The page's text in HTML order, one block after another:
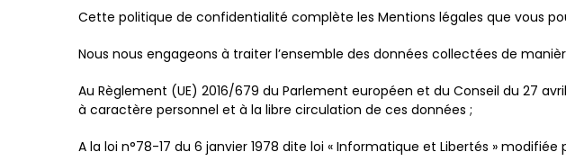
Cette politique de confidentialité complète les Mentions légales que vous
Nous nous engageons à traiter l’ensemble des données collectées de
Au Règlement (UE) 2016/679 du Parlement européen et du Conseil du 27
à caractère personnel et à la libre circulation de ces données ;
A la loi n°78-17 du 6 janvier 1978 dite loi « Informatique et Libertés »